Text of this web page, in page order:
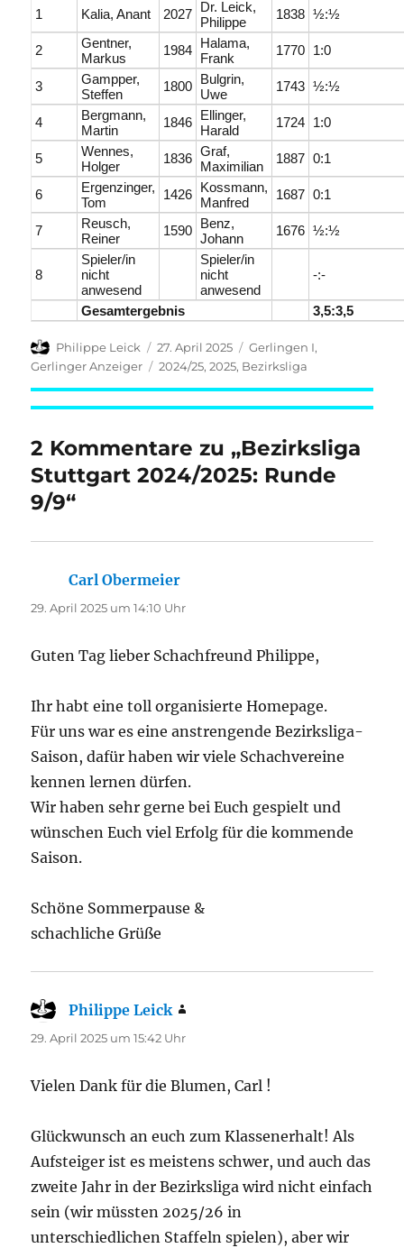
1 Kalia, Anant 2027 Dr. Leick,
Philippe
1838 ½:½
2
Gentner,
Markus
1984 Halama,
Frank
1770 1:0
3
Gampper,
Steffen
1800 Bulgrin,
Uwe
1743 ½:½
4
Bergmann,
Martin
1846 Ellinger,
Harald
1724 1:0
5
Wennes,
Holger
1836 Graf,
Maximilian
1887 0:1
6
Ergenzinger,
Tom
1426 Kossmann,
Manfred
1687 0:1
7
Reusch,
Reiner
1590 Benz,
Johann
1676 ½:½
8
Spieler/in
nicht
anwesend
Spieler/in
nicht
anwesend
-:-
Gesamtergebnis 3,5:3,5
Autor
Philippe Leick
Veröffentlicht
am
27. April 2025 Kategorien
Gerlingen I,
Gerlinger Anzeiger
Schlagwörter
2024/25,2025, Bezirksliga
2 Kommentare zu „Bezirksliga
Stuttgart 2024/2025: Runde
9/9“
Carl Obermeier
29. April 2025 um 14:10 Uhr
Guten Tag lieber Schachfreund Philippe,
Ihr habt eine toll organisierte Homepage.
Für uns war es eine anstrengende Bezirksliga-
Saison, dafür haben wir viele Schachvereine
kennen lernen dürfen.
Wir haben sehr gerne bei Euch gespielt und
wünschen Euch viel Erfolg für die kommende
Saison.
Schöne Sommerpause &
schachliche Grüße
Philippe Leick
29. April 2025 um 15:42 Uhr
Vielen Dank für die Blumen, Carl !
Glückwunsch an euch zum Klassenerhalt! Als
Aufsteiger ist es meistens schwer, und auch das
zweite Jahr in der Bezirksliga wird nicht einfach
sein (wir müssten 2025/26 in
unterschiedlichen Staffeln spielen), aber wir